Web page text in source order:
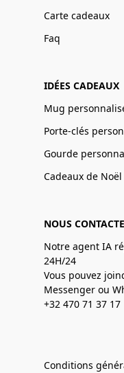
Carte cadeaux
Faq
IDÉES CADEAUX
Mug
NOUS
Notre agent IA
24H/24
Vous pouvez
Messenger ou
+32 470 71 37 17
Conditions